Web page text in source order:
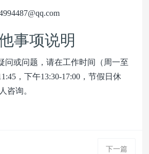
事项说明
问或问题，请在工作时间（周一至
，下午13:30-17:00，节假日休
咨询。
下一篇